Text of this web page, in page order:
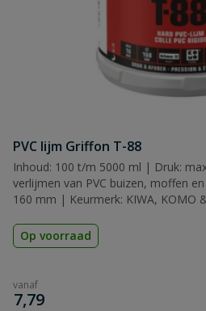
PVC lijm Griffon T-88
Inhoud: 100 t/m 5000 ml | Druk:
verlijmen van PVC buizen, moffen
160 mm | Keurmerk: KIWA, KOMO
Op voorraad
vanaf
€
7,79